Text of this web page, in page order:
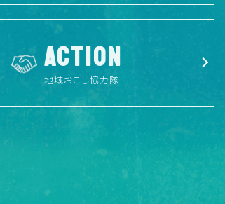
ACTION
地域おこし協力隊